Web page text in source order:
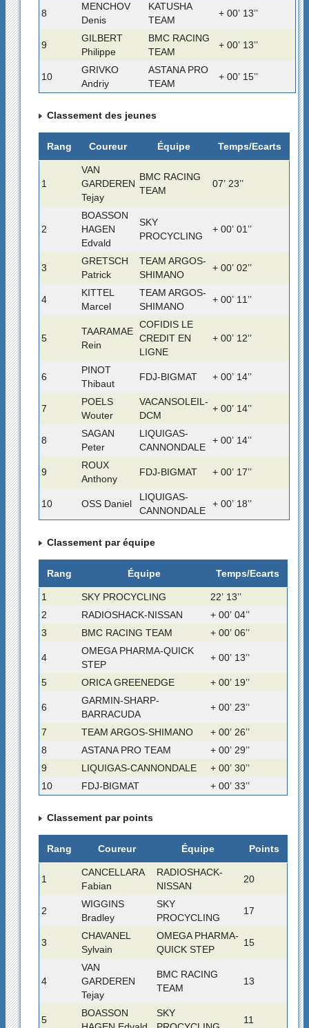
8
MENCHOV
Denis
KATUSHA
TEAM
+ 00’ 13’’
9
GILBERT
Philippe
BMC RACING
TEAM
+ 00’ 13’’
10
GRIVKO
Andriy
ASTANA PRO
TEAM
+ 00’ 15’’
Classement des jeunes
Rang Coureur Équipe Temps/Ecarts
1
VAN
GARDEREN
Tejay
BMC RACING
TEAM
07’ 23’’
2
BOASSON
HAGEN
Edvald
SKY
PROCYCLING
+ 00’ 01’’
3
GRETSCH
Patrick
TEAM ARGOS-
SHIMANO
+ 00’ 02’’
4
KITTEL
Marcel
TEAM ARGOS-
SHIMANO
+ 00’ 11’’
5
TAARAMAE
Rein
COFIDIS LE
CREDIT EN
LIGNE
+ 00’ 12’’
6
PINOT
Thibaut
FDJ-BIGMAT + 00’ 14’’
7
POELS
Wouter
VACANSOLEIL-
DCM
+ 00’ 14’’
8
SAGAN
Peter
LIQUIGAS-
CANNONDALE
+ 00’ 14’’
9
ROUX
Anthony
FDJ-BIGMAT + 00’ 17’’
10 OSS Daniel
LIQUIGAS-
CANNONDALE
+ 00’ 18’’
Classement par équipe
Rang Équipe Temps/Ecarts
1 SKY PROCYCLING
22’ 13’’
2
RADIOSHACK-NISSAN
+ 00’ 04’’
3
BMC RACING TEAM + 00’ 06’’
4
OMEGA PHARMA-QUICK
STEP
+ 00’ 13’’
5 ORICA GREENEDGE + 00’ 19’’
6
GARMIN-SHARP-
BARRACUDA
+ 00’ 23’’
7 TEAM ARGOS-SHIMANO
+ 00’ 26’’
8
ASTANA PRO TEAM
+ 00’ 29’’
9
LIQUIGAS-CANNONDALE
+ 00’ 30’’
10
FDJ-BIGMAT + 00’ 33’’
Classement par points
Rang Coureur Équipe Points
1
CANCELLARA
Fabian
RADIOSHACK-
NISSAN
20
2
WIGGINS
Bradley
SKY
PROCYCLING
17
3
CHAVANEL
Sylvain
OMEGA PHARMA-
QUICK STEP
15
4
VAN
GARDEREN
Tejay
BMC RACING
TEAM
13
5
BOASSON
SKY
11